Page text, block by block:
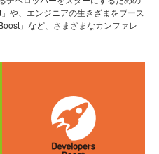
や、エンジニアの生きざまをブース
」など、さまざまなカンファレ